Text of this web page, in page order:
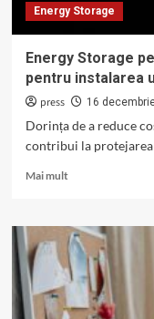
Energy Storage
Energy Storage
pentru instalarea
press 16
Dorința de a reduce
contribui la
Mai multRead
Energy
Storage
pentru
locuințe:
Ghid
complet